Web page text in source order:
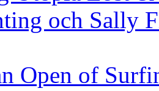
och Sally
Open of